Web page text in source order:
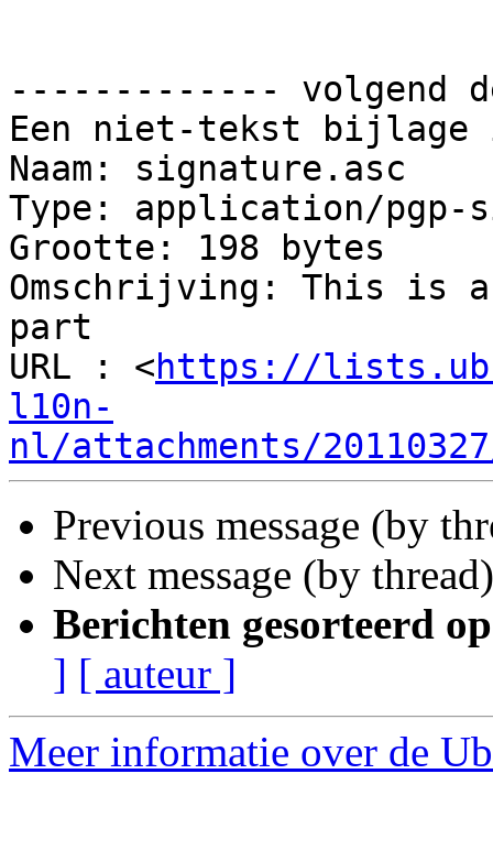
------------- volgend
Een niet-tekst
Naam: signature.asc
Type: application/pgp-
Grootte: 198 bytes
Omschrijving: This is
part
URL : <https://
l10n-
nl/attachments/
Previous message (by
Next message (by
Berichten gesorteerd
] [ auteur ]
Meer informatie over de